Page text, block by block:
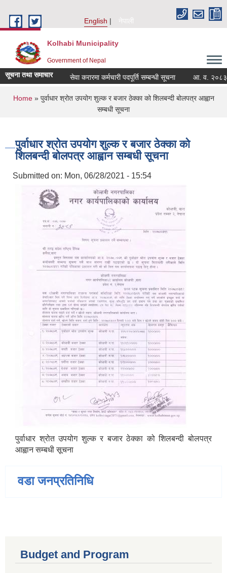
English
नेपाली
Kolhabi Municipality
Government of Nepal
सूचना तथा समाचार सेवा करारमा कर्मचारी पदपूर्ति सम्बन्धी सूचना आ. व. २०८३/८४
You are here
Home» पुर्वाधार श्रोत उपयोग शुल्क र बजार ठेक्का को शिलबन्दी बोलपत्र आह्वान
सम्बधी सूचना
पुर्वाधार श्रोत उपयोग शुल्क र बजार ठेक्का को
शिलबन्दी बोलपत्र आह्वान सम्बधी सूचना
Submitted on: Mon, 06/28/2021 - 15:54
पुर्वाधार श्रोत उपयोग शुल्क र बजार ठेक्का को शिलबन्दी बोलपत्र
आह्वान सम्बधी सूचना
वडा जनप्रतिनिधि
Budget and Program